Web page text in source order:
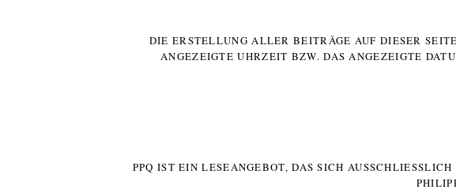
DIE ERSTELLUNG ALLER BEITRÄGE AUF DIESER
ANGEZEIGTE UHRZEIT BZW. DAS ANGEZEIGTE
PPQ IST EIN LESEANGEBOT, DAS SICH